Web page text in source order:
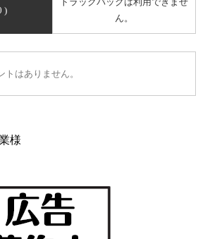
)
ん。
トはありません。
様